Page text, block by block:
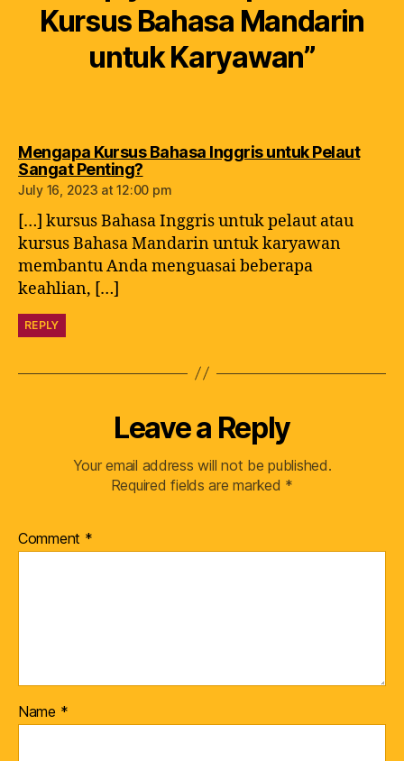
Kursus Bahasa Mandarin
untuk Karyawan”
Mengapa Kursus Bahasa Inggris untuk Pelaut
Sangat Penting?
July 16, 2023 at 12:00 pm
[…] kursus Bahasa Inggris untuk pelaut atau
kursus Bahasa Mandarin untuk karyawan
membantu Anda menguasai beberapa
keahlian, […]
REPLY
Leave a Reply
Your email address will not be published.
Required fields are marked *
Comment *
Name *